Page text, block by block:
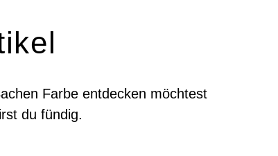
Farbe entdecken möchtest
du fündig.